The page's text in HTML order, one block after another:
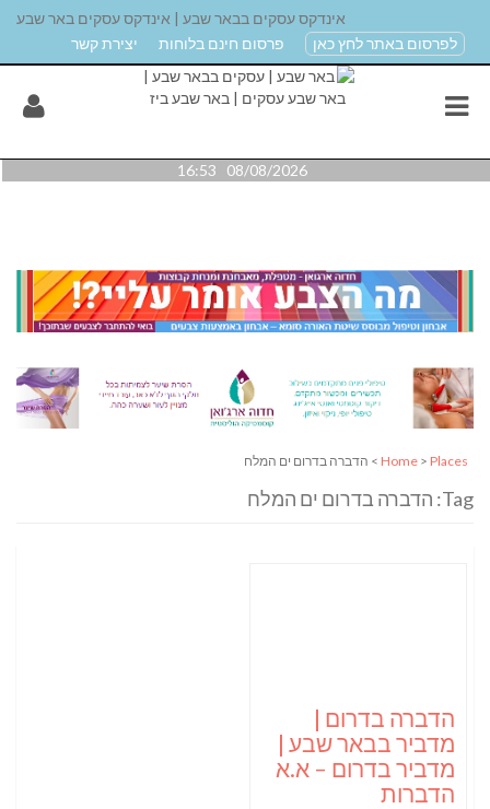
אינדקס עסקים בבאר שבע | אינדקס עסקים באר שבע
לפרסום באתר לחץ כאן
פרסום חינם בלוחות יצירת קשר
08/08/2026 16:53
Home > Places > הדברה בדרום ים המלח
Tag: הדברה בדרום ים המלח
הדברה בדרום |
מדביר בבאר שבע |
מדביר בדרום – א.א
הדברות